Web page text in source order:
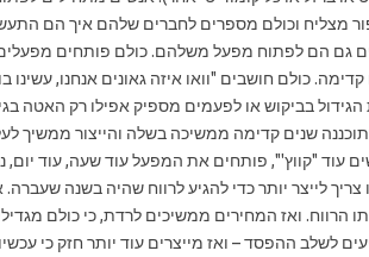
מצליח וכולם מספרים לחברים שלהם איך הם
גם הם לפתוח מפעל משלהם. כולם פותחים מפעלים,
כולם חושבים "וואו איזה גאונים אנחנו, עשינו
הגידול בביקוש או לפעמים מספיק אפילו רק האטה
שנים קדימה ממשיכה בשלה והייצור ממשיך
עוד "קווץ'", פותחים את המפעל עוד שעה, עוד יום,
הרווח. ואז המחירים ממשיכים לרדת, כי כולם
לשלב ההפסד – ואז מייצרים עוד יותר חזק כי